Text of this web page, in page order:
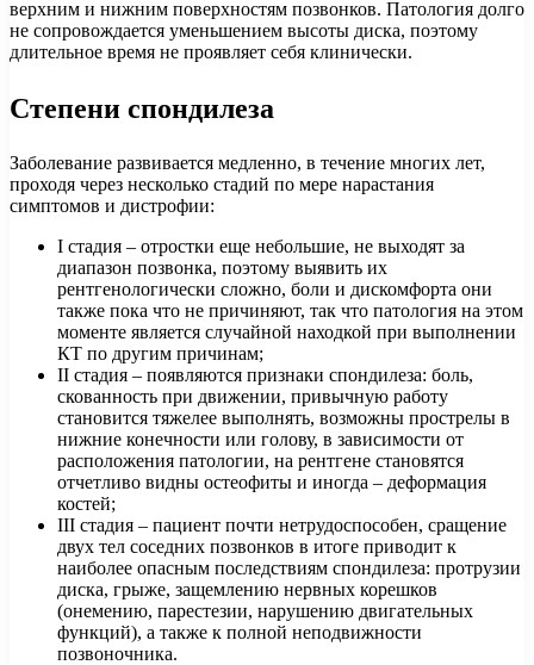
верхним и нижним поверхностям позвонков. Патология долго
не сопровождается уменьшением высоты диска, поэтому
длительное время не проявляет себя клинически.
Степени спондилеза
Заболевание развивается медленно, в течение многих лет,
проходя через несколько стадий по мере нарастания
симптомов и дистрофии:
I стадия – отростки еще небольшие, не выходят за
диапазон позвонка, поэтому выявить их
рентгенологически сложно, боли и дискомфорта они
также пока что не причиняют, так что патология на этом
моменте является случайной находкой при выполнении
КТ по другим причинам;
II стадия – появляются признаки спондилеза: боль,
скованность при движении, привычную работу
становится тяжелее выполнять, возможны прострелы в
нижние конечности или голову, в зависимости от
расположения патологии, на рентгене становятся
отчетливо видны остеофиты и иногда – деформация
костей;
III стадия – пациент почти нетрудоспособен, сращение
двух тел соседних позвонков в итоге приводит к
наиболее опасным последствиям спондилеза: протрузии
диска, грыже, защемлению нервных корешков
(онемению, парестезии, нарушению двигательных
функций), а также к полной неподвижности
позвоночника.